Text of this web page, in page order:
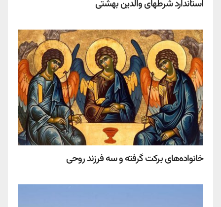
استاندارد شرطهای والدین بهشتی
خانواده‌های برکت گرفته و سه فرزند روحی